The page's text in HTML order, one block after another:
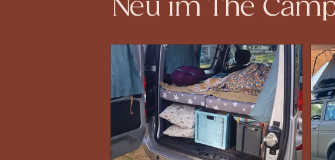
Neu im The